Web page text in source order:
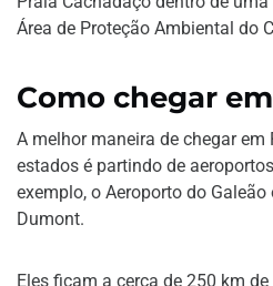
Área de Proteção Ambiental do
Como chegar
A melhor maneira de chegar
estados é partindo de
exemplo, o Aeroporto do
Dumont.
Eles ficam a cerca de 250 km